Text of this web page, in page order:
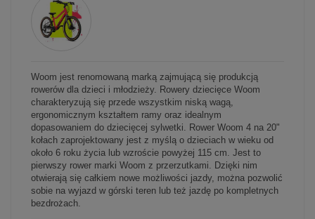
Woom jest renomowaną marką zajmującą się produkcją
rowerów dla dzieci i młodzieży. Rowery dziecięce Woom
charakteryzują się przede wszystkim niską wagą,
ergonomicznym kształtem ramy oraz idealnym
dopasowaniem do dziecięcej sylwetki. Rower Woom 4 na 20"
kołach zaprojektowany jest z myślą o dzieciach w wieku od
około 6 roku życia lub wzroście powyżej 115 cm. Jest to
pierwszy rower marki Woom z przerzutkami. Dzięki nim
otwierają się całkiem nowe możliwości jazdy, można pozwolić
sobie na wyjazd w górski teren lub też jazdę po kompletnych
bezdrożach.